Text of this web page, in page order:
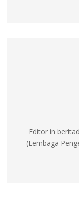
Editor in
(Lembaga